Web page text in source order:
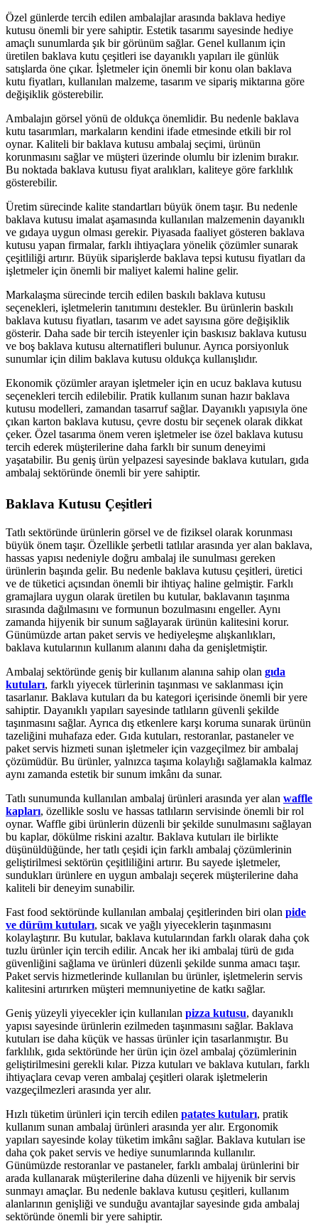
Özel günlerde tercih edilen ambalajlar arasında baklava hediye
kutusu önemli bir yere sahiptir. Estetik tasarımı sayesinde hediye
amaçlı sunumlarda şık bir görünüm sağlar. Genel kullanım için
üretilen baklava kutu çeşitleri ise dayanıklı yapıları ile günlük
satışlarda öne çıkar. İşletmeler için önemli bir konu olan baklava
kutu fiyatları, kullanılan malzeme, tasarım ve sipariş miktarına göre
değişiklik gösterebilir.
Ambalajın görsel yönü de oldukça önemlidir. Bu nedenle baklava
kutu tasarımları, markaların kendini ifade etmesinde etkili bir rol
oynar. Kaliteli birbaklava kutusu ambalaj seçimi, ürünün
korunmasını sağlar ve müşteri üzerinde olumlu bir izlenim bırakır.
Bu noktada baklava kutusu fiyat aralıkları, kaliteye göre farklılık
gösterebilir.
Üretim sürecinde kalite standartları büyük önem taşır. Bu nedenle
baklava kutusu imalat aşamasında kullanılan malzemenin dayanıklı
ve gıdaya uygun olması gerekir. Piyasada faaliyet gösteren baklava
kutusu yapan firmalar, farklı ihtiyaçlara yönelik çözümler sunarak
çeşitliliği artırır. Büyük siparişlerde baklava tepsi kutusu fiyatları da
işletmeler için önemli bir maliyet kalemi haline gelir.
Markalaşma sürecinde tercih edilen baskılı baklava kutusu
seçenekleri, işletmelerin tanıtımını destekler. Bu ürünlerin baskılı
baklava kutusu fiyatları, tasarım ve adet sayısına göre değişiklik
gösterir. Daha sade bir tercih isteyenler için baskısız baklava kutusu
ve boş baklava kutusu alternatifleri bulunur. Ayrıca porsiyonluk
sunumlar için dilim baklava kutusu oldukça kullanışlıdır.
Ekonomik çözümler arayan işletmeler için en ucuz baklava kutusu
seçenekleri tercih edilebilir. Pratik kullanım sunan hazır baklava
kutusu modelleri, zamandan tasarruf sağlar. Dayanıklı yapısıyla öne
çıkan karton baklava kutusu, çevre dostu bir seçenek olarak dikkat
çeker. Özel tasarıma önem veren işletmeler ise özel baklava kutusu
tercih ederek müşterilerine daha farklı bir sunum deneyimi
yaşatabilir. Bu geniş ürün yelpazesi sayesinde baklava kutuları, gıda
ambalaj sektöründe önemli bir yere sahiptir.
Baklava Kutusu Çeşitleri
Tatlı sektöründe ürünlerin görsel ve de fiziksel olarak korunması
büyük önem taşır. Özellikle şerbetli tatlılar arasında yer alan baklava,
hassas yapısı nedeniyle doğru ambalaj ile sunulması gereken
ürünlerin başında gelir. Bu nedenle baklava kutusu çeşitleri, üretici
ve de tüketici açısından önemli bir ihtiyaç haline gelmiştir. Farklı
gramajlara uygun olarak üretilen bu kutular, baklavanın taşınma
sırasında dağılmasını ve formunun bozulmasını engeller. Aynı
zamanda hijyenik bir sunum sağlayarak ürünün kalitesini korur.
Günümüzde artan paket servis ve hediyeleşme alışkanlıkları,
baklava kutularının kullanım alanını daha da genişletmiştir.
Ambalaj sektöründe geniş bir kullanım alanına sahip olan gıda
kutuları, farklı yiyecek türlerinin taşınması ve saklanması için
tasarlanır. Baklava kutuları da bu kategori içerisinde önemli bir yere
sahiptir. Dayanıklı yapıları sayesinde tatlıların güvenli şekilde
taşınmasını sağlar. Ayrıca dış etkenlere karşı koruma sunarak ürünün
tazeliğini muhafaza eder. Gıda kutuları, restoranlar, pastaneler ve
paket servis hizmeti sunan işletmeler için vazgeçilmez bir ambalaj
çözümüdür. Bu ürünler, yalnızca taşıma kolaylığı sağlamakla kalmaz
aynı zamanda estetik bir sunum imkânı da sunar.
Tatlı sunumunda kullanılan ambalaj ürünleri arasında yer alan waffle
kapları, özellikle soslu ve hassas tatlıların servisinde önemli bir rol
oynar. Waffle gibi ürünlerin düzenli bir şekilde sunulmasını sağlayan
bu kaplar, dökülme riskini azaltır. Baklava kutuları ile birlikte
düşünüldüğünde, her tatlı çeşidi için farklı ambalaj çözümlerinin
geliştirilmesi sektörün çeşitliliğini artırır. Bu sayede işletmeler,
sundukları ürünlere en uygun ambalajı seçerek müşterilerine daha
kaliteli bir deneyim sunabilir.
Fast food sektöründe kullanılan ambalaj çeşitlerinden biri olan pide
ve dürüm kutuları, sıcak ve yağlı yiyeceklerin taşınmasını
kolaylaştırır. Bu kutular, baklava kutularından farklı olarak daha çok
tuzlu ürünler için tercih edilir. Ancak her iki ambalaj türü de gıda
güvenliğini sağlama ve ürünleri düzenli şekilde sunma amacı taşır.
Paket servis hizmetlerinde kullanılan bu ürünler, işletmelerin servis
kalitesini artırırken müşteri memnuniyetine de katkı sağlar.
Geniş yüzeyli yiyecekler için kullanılan pizza kutusu, dayanıklı
yapısı sayesinde ürünlerin ezilmeden taşınmasını sağlar. Baklava
kutuları ise daha küçük ve hassas ürünler için tasarlanmıştır. Bu
farklılık, gıda sektöründe her ürün için özel ambalaj çözümlerinin
geliştirilmesini gerekli kılar. Pizza kutuları ve baklava kutuları, farklı
ihtiyaçlara cevap veren ambalaj çeşitleri olarak işletmelerin
vazgeçilmezleri arasında yer alır.
Hızlı tüketim ürünleri için tercih edilen patates kutuları, pratik
kullanım sunan ambalaj ürünleri arasında yer alır. Ergonomik
yapıları sayesinde kolay tüketim imkânı sağlar. Baklava kutuları ise
daha çok paket servis ve hediye sunumlarında kullanılır.
Günümüzde restoranlar ve pastaneler, farklı ambalaj ürünlerini bir
arada kullanarak müşterilerine daha düzenli ve hijyenik bir servis
sunmayı amaçlar. Bu nedenle baklava kutusu çeşitleri, kullanım
alanlarının genişliği ve sunduğu avantajlar sayesinde gıda ambalaj
sektöründe önemli bir yere sahiptir.